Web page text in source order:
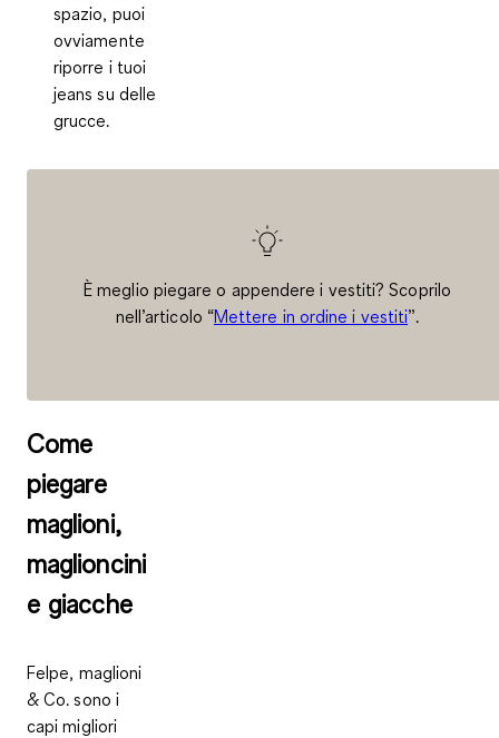
spazio, puoi
ovviamente
riporre i tuoi
jeans su delle
grucce.
È meglio piegare o appendere i vestiti? Scoprilo
nell’articolo “Mettere in ordine i vestiti”.
Come
piegare
maglioni,
maglioncini
e giacche
Felpe, maglioni
& Co. sono i
capi migliori